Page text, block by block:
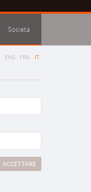
Società
ENG FRA IT
ACCETTARE